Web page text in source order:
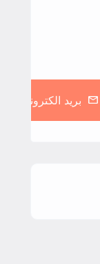
بريد الكتروني